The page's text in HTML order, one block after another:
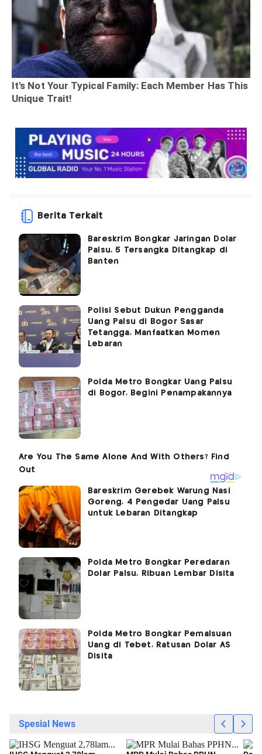
Berita Terkait
Bareskrim Bongkar Jaringan Dolar
Palsu, 5 Tersangka Ditangkap di
Banten
Polisi Sebut Dukun Pengganda
Uang Palsu di Bogor Sasar
Tetangga, Manfaatkan Momen
Lebaran
Polda Metro Bongkar Uang Palsu
di Bogor, Begini Penampakannya
Bareskrim Gerebek Warung Nasi
Goreng, 4 Pengedar Uang Palsu
untuk Lebaran Ditangkap
Polda Metro Bongkar Peredaran
Dolar Palsu, Ribuan Lembar Disita
Polda Metro Bongkar Pemalsuan
Uang di Tebet, Ratusan Dolar AS
Disita